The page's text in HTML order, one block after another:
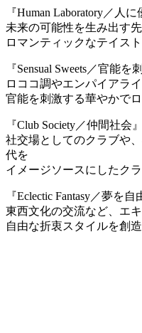
『Human Laboratory／人に
未来の可能性を生み出す
ロマンティックなテイス
『Sensual Sweets／官能を
ロココ調やエンパイアラ
官能を刺激する華やかで
『Club Society／仲間社会』
社交場としてのクラブや
代を
イメージソースにしたク
『Eclectic Fantasy／夢を自
東西文化の交流など、エ
自由な折衷スタイルを創造